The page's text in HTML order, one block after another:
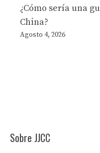
¿Cómo sería una
China?
Agosto 4, 2026
Sobre JJCC